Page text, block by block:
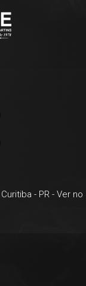
Curitiba - PR- Ver no